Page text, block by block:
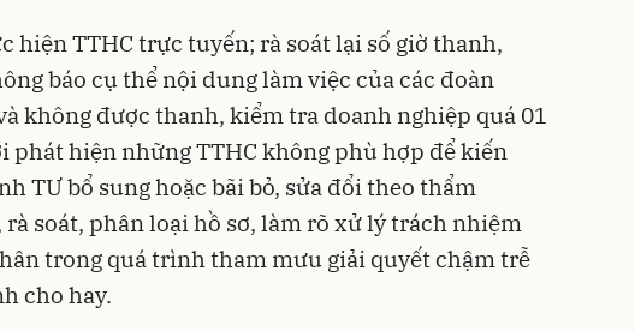
hiện TTHC trực tuyến; rà soát lại số giờ thanh,
báo cụ thể nội dung làm việc của các đoàn
không được thanh, kiểm tra doanh nghiệp quá 01
phát hiện những TTHC không phù hợp để kiến
TƯ bổ sung hoặc bãi bỏ, sửa đổi theo thẩm
rà soát, phân loại hồ sơ, làm rõ xử lý trách nhiệm
trong quá trình tham mưu giải quyết chậm trễ
cho hay.